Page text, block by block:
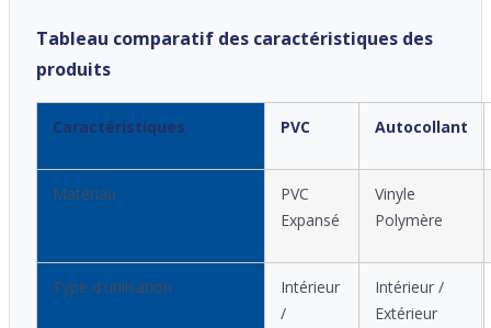
Tableau comparatif des caractéristiques des
produits
Caractéristiques PVC Autocollant
Matériau
PVC
Expansé
Vinyle
Polymère
Type d'utilisation
Intérieur
/
Intérieur /
Extérieur